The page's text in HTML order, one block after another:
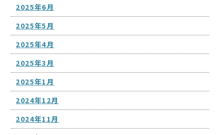
2025年6月
2025年5月
2025年4月
2025年3月
2025年1月
2024年12月
2024年11月